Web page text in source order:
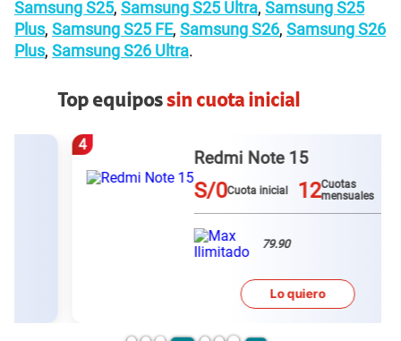
Samsung S25, Samsung S25 Ultra, Samsung S25
Plus, Samsung S25 FE, Samsung S26, Samsung S26
Plus, Samsung S26 Ultra.
Top equipossin cuota inicial
Redmi Note 15
S/0 Cuota inicial 12Cuotas
mensuales
79.90
Lo quiero